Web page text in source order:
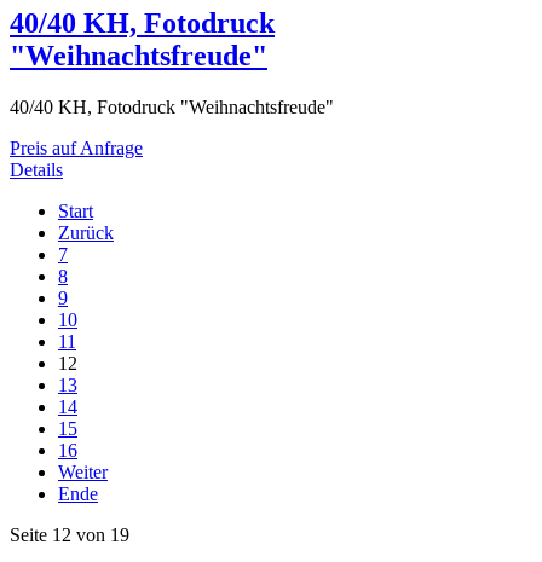
40/40 KH, Fotodruck
"Weihnachtsfreude"
40/40 KH, Fotodruck "Weihnachtsfreude"
Preis auf Anfrage
Details
Start
Zurück
7
8
9
10
11
12
13
14
15
16
Weiter
Ende
Seite 12 von 19